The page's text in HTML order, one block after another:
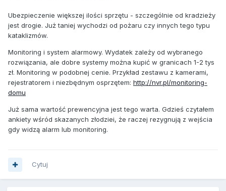
Ubezpieczenie większej ilości sprzętu - szczególnie od kradzieży
jest drogie. Już taniej wychodzi od pożaru czy innych tego typu
kataklizmów.
Monitoring i system alarmowy. Wydatek zależy od wybranego
rozwiązania, ale dobre systemy można kupić w granicach 1-2 tys
zł. Monitoring w podobnej cenie. Przykład zestawu z kamerami,
rejestratorem i niezbędnym osprzętem: http://nvr.pl/monitoring-
domu
Już sama wartość prewencyjna jest tego warta. Gdzieś czytałem
ankiety wśród skazanych złodziei, że raczej rezygnują z wejścia
gdy widzą alarm lub monitoring.
Cytuj